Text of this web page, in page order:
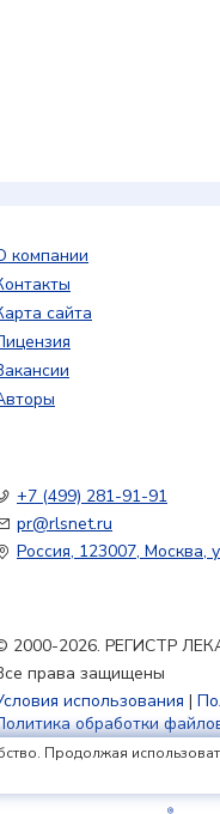
компании
сайта
+7 (499) 281-91-91
pr@rlsnet.ru
Россия, 123007, Москва,
2000-2026. РЕГИСТР
права защищены
использования |
обработки
Продолжая